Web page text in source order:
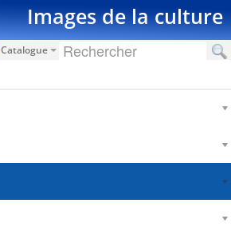
Images de la culture
Catalogue